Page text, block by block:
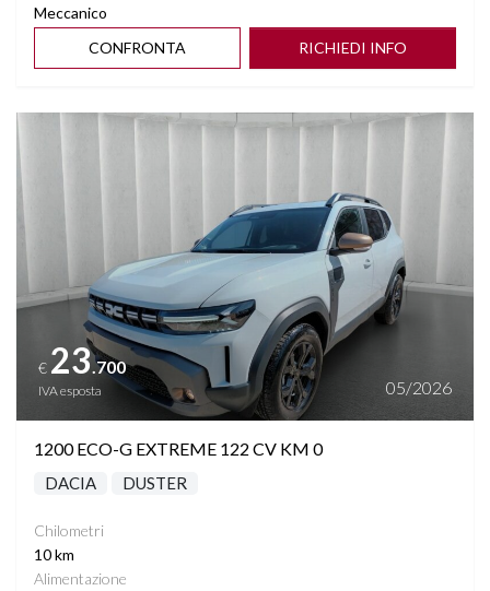
Meccanico
CONFRONTA
RICHIEDI INFO
Vedi dettagli
€ 23.700
IVA esposta 05/2026
1200 ECO-G EXTREME 122 CV KM 0
DACIA DUSTER
Chilometri
10 km
Alimentazione